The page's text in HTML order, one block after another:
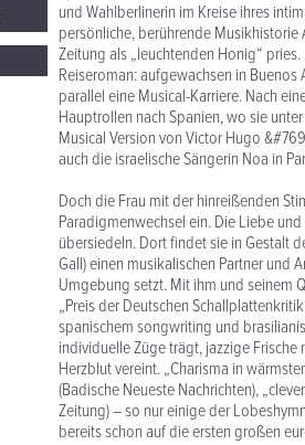
und Wahlberlinerin im Kreise ihres
persönliche, berührende
Zeitung als „leuchtenden Honig“
Reiseroman: aufgewachsen in
parallel eine Musical-Karriere. Nach
Hauptrollen nach Spanien, wo sie
Musical Version von Victor Hugo
auch die israelische Sängerin Noa in
Doch die Frau mit der hinreißenden
Paradigmenwechsel ein. Die Liebe
übersiedeln. Dort findet sie in Gestalt
Gall) einen musikalischen Partner und
Umgebung setzt. Mit ihm und seinem
„Preis der Deutschen
spanischem songwriting und
individuelle Züge trägt, jazzige
Herzblut vereint. „Charisma in
(Badische Neueste Nachrichten),
Zeitung) – so nur einige der
bereits schon auf die ersten großen